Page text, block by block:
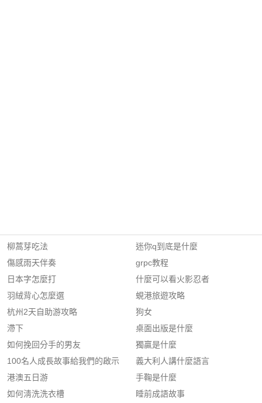
柳蒿芽吃法
傷感雨天伴奏
日本字怎麼打
羽絨背心怎麼選
杭州2天自助游攻略
滯下
如何挽回分手的男友
100名人成長故事給我們的啟示
港澳五日游
如何淸洗洗衣槽
迷你q到底是什麼
grpc教程
什麼可以看火影忍者
蜆港旅遊攻略
狗女
桌面出版是什麼
獨贏是什麼
義大利人講什麼語言
手鞠是什麼
睡前成語故事